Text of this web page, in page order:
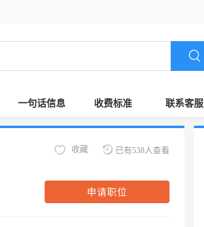
一句话信息 收费标准 联系客服
已有538人查看
收藏
申请职位